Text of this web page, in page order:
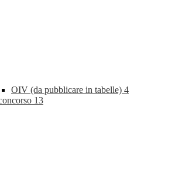
OIV (da pubblicare in tabelle) 4
13